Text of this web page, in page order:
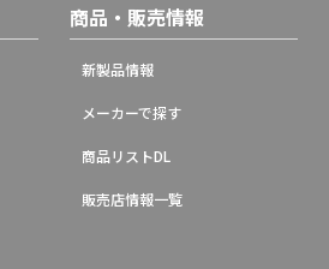
商品・販売情報
新製品情報
メーカーで探す
商品リストDL
販売店情報一覧